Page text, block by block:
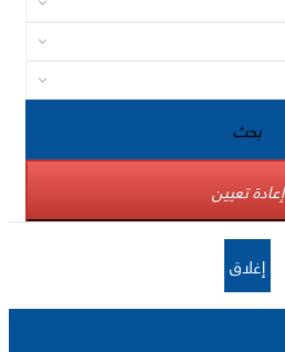
بحث
إعادة تعيين
إغلاق